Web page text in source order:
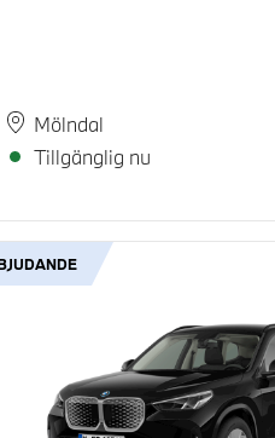
PlatsMölndal
Leveranstid
Tillgänglig nu